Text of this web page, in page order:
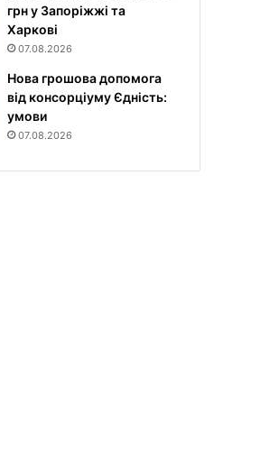
грн у Запоріжжі та
Харкові
07.08.2026
Нова грошова допомога
від консорціуму Єдність:
умови
07.08.2026